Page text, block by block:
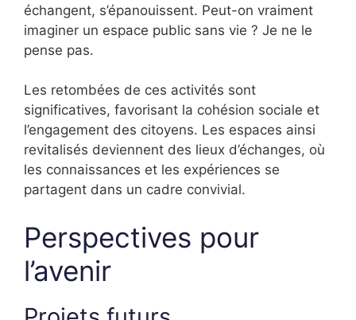
échangent, s’épanouissent. Peut-on vraiment
imaginer un espace public sans vie ? Je ne le
pense pas.
Les retombées de ces activités sont
significatives, favorisant la cohésion sociale et
l’engagement des citoyens. Les espaces ainsi
revitalisés deviennent des lieux d’échanges, où
les connaissances et les expériences se
partagent dans un cadre convivial.
Perspectives pour
l’avenir